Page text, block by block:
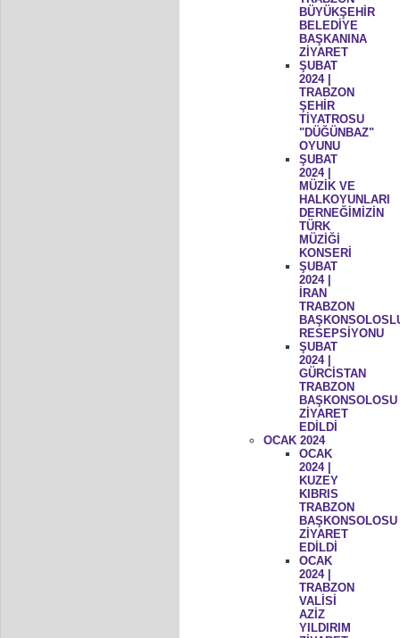
BÜYÜKŞEHİR
BELEDİYE
BAŞKANINA
ZİYARET
ŞUBAT
2024 |
TRABZON
ŞEHİR
TİYATROSU
"DÜĞÜNBAZ"
OYUNU
ŞUBAT
2024 |
MÜZİK VE
HALKOYUNLARI
DERNEĞİMİZİN
TÜRK
MÜZİĞİ
KONSERİ
ŞUBAT
2024 |
İRAN
TRABZON
RESEPSİYONU
ŞUBAT
2024 |
GÜRCİSTAN
TRABZON
BAŞKONSOLOSU
ZİYARET
EDİLDİ
OCAK 2024
OCAK
2024 |
KUZEY
KIBRIS
TRABZON
BAŞKONSOLOSU
ZİYARET
EDİLDİ
OCAK
2024 |
TRABZON
VALİSİ
AZİZ
YILDIRIM